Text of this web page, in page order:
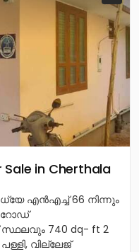
Sale in Cherthala
എൻഎച്ച് 66 നിന്നും
റോഡ്
740 dq- ft 2
വില്ലേജ്